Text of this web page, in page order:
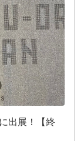
出展！【終